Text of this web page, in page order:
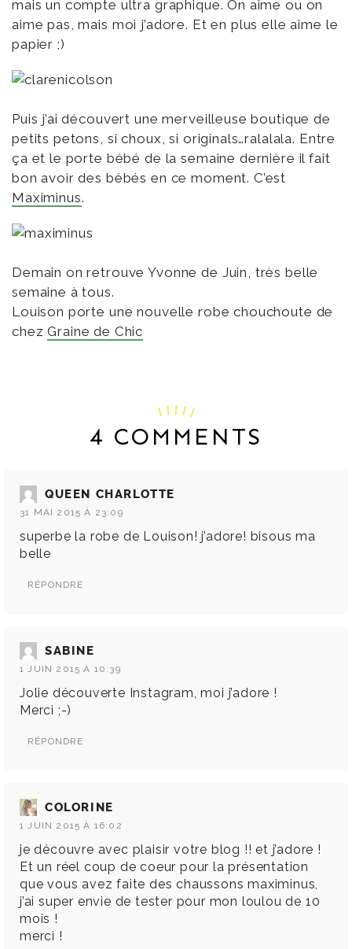
mais un compte ultra graphique. On aime ou on
aime pas, mais moi j’adore. Et en plus elle aime le
papier ;)
Puis j’ai découvert une merveilleuse boutique de
petits petons, si choux, si originals…ralalala. Entre
ça et le porte bébé de la semaine dernière il fait
bon avoir des bébés en ce moment. C’est
Maximinus.
Demain on retrouve Yvonne de Juin, très belle
semaine à tous.
Louison porte une nouvelle robe chouchoute de
chezGraine de Chic
4 COMMENTS
QUEEN CHARLOTTE
31 MAI 2015 À 23:09
superbe la robe de Louison! j’adore! bisous ma
belle
RÉPONDRE
SABINE
1 JUIN 2015 À 10:39
Jolie découverte Instagram, moi j’adore !
Merci ;-)
RÉPONDRE
COLORINE
1 JUIN 2015 À 16:02
je découvre avec plaisir votre blog !! et j’adore !
Et un réel coup de coeur pour la présentation
que vous avez faite des chaussons maximinus,
j’ai super envie de tester pour mon loulou de 10
mois !
merci !